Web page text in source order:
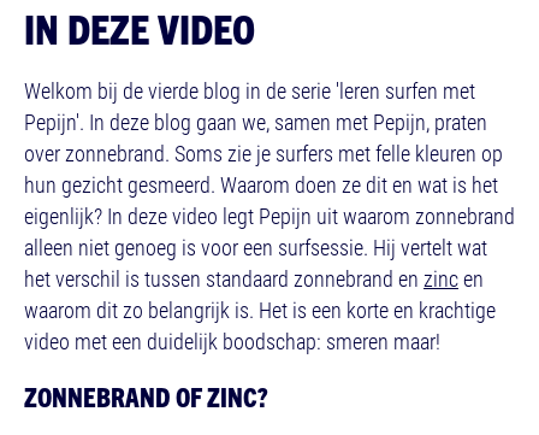
IN DEZE VIDEO
Welkom bij de vierde blog in de serie 'leren surfen met
Pepijn'. In deze blog gaan we, samen met Pepijn, praten
over zonnebrand. Soms zie je surfers met felle kleuren op
hun gezicht gesmeerd. Waarom doen ze dit en wat is het
eigenlijk? In deze video legt Pepijn uit waarom zonnebrand
alleen niet genoeg is voor een surfsessie. Hij vertelt wat
het verschil is tussen standaard zonnebrand en zincen
waarom dit zo belangrijk is. Het is een korte en krachtige
video met een duidelijk boodschap: smeren maar!
ZONNEBRAND OF ZINC?